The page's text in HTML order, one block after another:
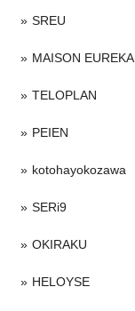
SREU
MAISON EUREKA
TELOPLAN
PEIEN
kotohayokozawa
SERi9
OKIRAKU
HELOYSE